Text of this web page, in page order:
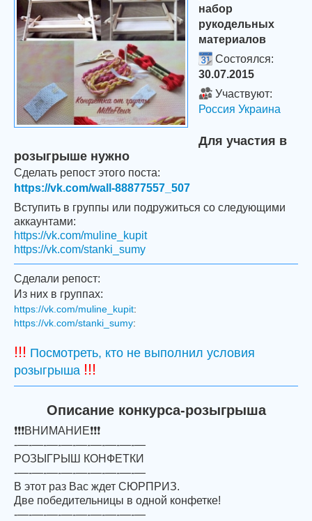
набор
рукодельных
материалов
Состоялся:
30.07.2015
Участвуют:
Россия Украина
Для участия в
розыгрыше нужно
Сделать репост этого поста:
https://vk.com/wall-88877557_507
Вступить в группы или подружиться со следующими
аккаунтами:
https://vk.com/muline_kupit
https://vk.com/stanki_sumy
Сделали репост:
Из них в группах:
https://vk.com/muline_kupit:
https://vk.com/stanki_sumy:
!!! Посмотреть, кто не выполнил условия
розыгрыша !!!
Описание конкурса-розыгрыша
❗❗❗ВНИМАНИЕ❗❗❗
-—-—-—-—-—-—-—-—-—
РОЗЫГРЫШ КОНФЕТКИ
-—-—-—-—-—-—-—-—-—
В этот раз Вас ждет СЮРПРИЗ.
Две победительницы в одной конфетке!
-—-—-—-—-—-—-—-—-—